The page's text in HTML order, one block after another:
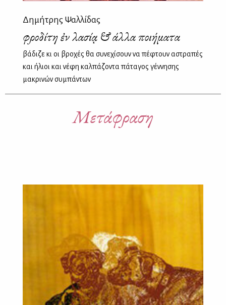
Δημήτρης Ψαλλίδας
Ἀφροδίτη ἐν Ἀλασίᾳ & άλλα ποιήματα
βάδιζε κι οι βροχές θα συνεχίσουν να πέφτουν αστραπές
και ήλιοι και νέφη καλπάζοντα πάταγος γέννησης
μακρινών συμπάντων
Μετάφραση